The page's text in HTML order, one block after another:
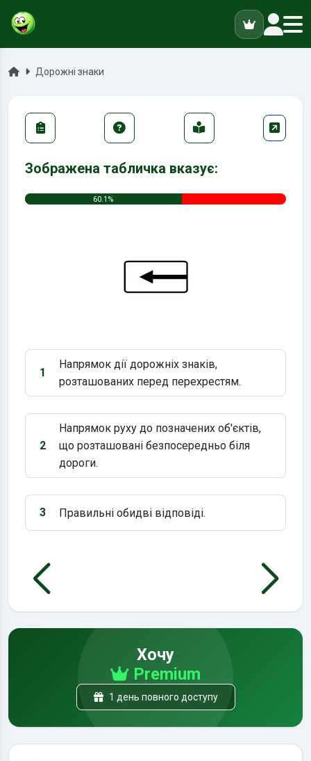
ГоловнаДорожні знаки
Зображена табличка вказує:
60.1%
Варіант 1:
1
Напрямок дії дорожніх знаків,
розташованих перед перехрестям.
Варіант 2:
2
Напрямок руху до позначених об'єктів,
що розташовані безпосередньо біля
дороги.
Варіант 3:
3 Правильні обидві відповіді.
Хочу
Premium
1 день повного доступу